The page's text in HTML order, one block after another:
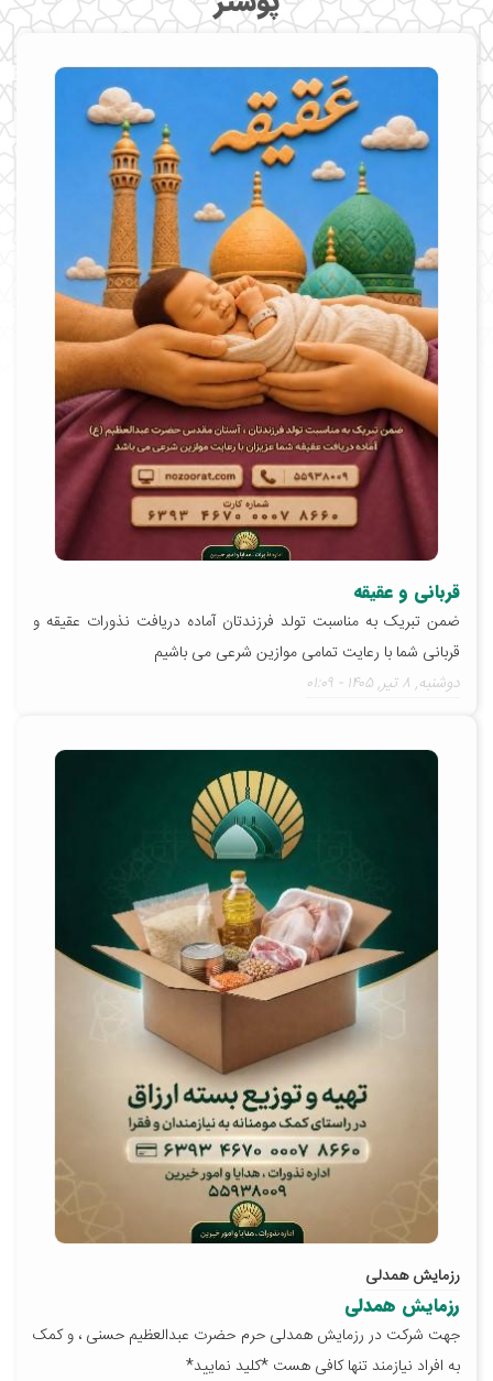
قربانی و عقیقه
ضمن تبریک به مناسبت تولد فرزندتان آماده دریافت نذورات عقیقه و
قربانی شما با رعایت تمامی موازین شرعی می باشیم
دوشنبه, ۸ تير, ۱۴۰۵ - ۰۱:۰۹
رزمایش همدلی
رزمایش همدلی
جهت شرکت در رزمایش همدلی حرم حضرت عبدالعظیم حسنی ، و کمک
به افراد نیازمند تنها کافی هست *کلید نمایید*